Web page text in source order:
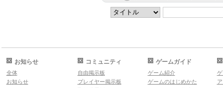
お知らせ
全体
お知らせ
コミュニティ
自由掲示板
プレイヤー掲示板
ゲームガイド
ゲーム紹介
ゲームのはじめかた